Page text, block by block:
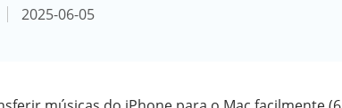
2025-06-05